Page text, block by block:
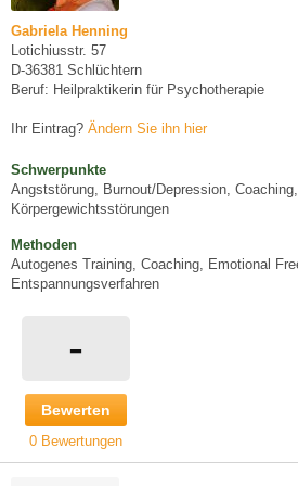
Gabriela Henning
Lotichiusstr. 57
D-36381 Schlüchtern
Beruf: Heilpraktikerin für Psychotherapie
Ihr Eintrag? Ändern Sie ihn hier
Schwerpunkte
Angststörung, Burnout/Depression,
Körpergewichtsstörungen
Methoden
Autogenes Training, Coaching, Emotional
Entspannungsverfahren
-
Bewerten
0 Bewertungen